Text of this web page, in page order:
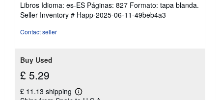
Libros Idioma: es-ES Páginas: 827 Formato: tapa blanda.
Seller Inventory # Happ-2025-06-11-49beb4a3
Contact seller
Buy Used
£ 5.29
£ 11.13 shipping
Learn